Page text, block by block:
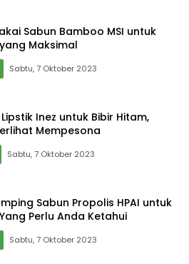
Sabun Bamboo MSI untuk
Maksimal
Sabtu, 7 Oktober 2023
Inez untuk Bibir Hitam,
Mempesona
Sabtu, 7 Oktober 2023
Sabun Propolis HPAI untuk
Perlu Anda Ketahui
Sabtu, 7 Oktober 2023